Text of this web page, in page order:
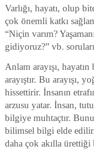
Varlığı, hayatı, olup
çok önemli katkı
“Niçin varım?
gidiyoruz?” vb.
Anlam arayışı,
arayıştır. Bu arayışı,
hissettirir. İnsanın
arzusu yatar. İnsan,
bilgiye muhtaçtır.
bilimsel bilgi elde edilir.
daha çok akılla